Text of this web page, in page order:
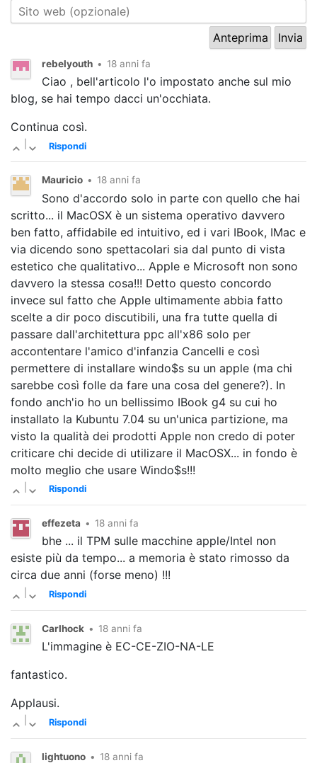
rebelyouth • 18 anni fa
Ciao , bell'articolo l'o impostato anche sul mio
blog, se hai tempo dacci un'occhiata.
Continua così.
Rispondi
Mauricio • 18 anni fa
Sono d'accordo solo in parte con quello che hai
scritto... il MacOSX è un sistema operativo davvero
ben fatto, affidabile ed intuitivo, ed i vari IBook, IMac e
via dicendo sono spettacolari sia dal punto di vista
estetico che qualitativo... Apple e Microsoft non sono
davvero la stessa cosa!!! Detto questo concordo
invece sul fatto che Apple ultimamente abbia fatto
scelte a dir poco discutibili, una fra tutte quella di
passare dall'architettura ppc all'x86 solo per
accontentare l'amico d'infanzia Cancelli e così
permettere di installare windo$s su un apple (ma chi
sarebbe così folle da fare una cosa del genere?). In
fondo anch'io ho un bellissimo IBook g4 su cui ho
installato la Kubuntu 7.04 su un'unica partizione, ma
visto la qualità dei prodotti Apple non credo di poter
criticare chi decide di utilizare il MacOSX... in fondo è
molto meglio che usare Windo$s!!!
Rispondi
effezeta • 18 anni fa
bhe ... il TPM sulle macchine apple/Intel non
esiste più da tempo... a memoria è stato rimosso da
circa due anni (forse meno) !!!
Rispondi
Carlhock • 18 anni fa
L'immagine è EC-CE-ZIO-NA-LE
fantastico.
Applausi.
Rispondi
lightuono • 18 anni fa